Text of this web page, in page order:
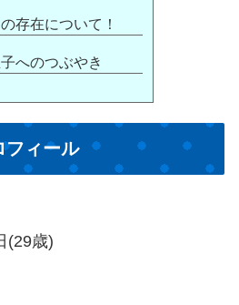
存在について！
へのつぶやき
フィール
(29歳)